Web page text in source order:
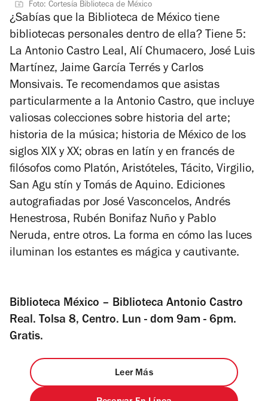
Foto: Cortesía Biblioteca de México
¿Sabías que la Biblioteca de México tiene
bibliotecas personales dentro de ella? Tiene 5:
La Antonio Castro Leal, Alí Chumacero, José Luis
Martínez, Jaime García Terrés y Carlos
Monsivais. Te recomendamos que asistas
particularmente a la Antonio Castro, que incluye
valiosas colecciones sobre historia del arte;
historia de la música; historia de México de los
siglos XIX y XX; obras en latín y en francés de
filósofos como Platón, Aristóteles, Tácito, Virgilio,
San Agu stín y Tomás de Aquino. Ediciones
autografiadas por José Vasconcelos, Andrés
Henestrosa, Rubén Bonifaz Nuño y Pablo
Neruda, entre otros. La forma en cómo las luces
iluminan los estantes es mágica y cautivante.
Biblioteca México – Biblioteca Antonio Castro
Real. Tolsa 8, Centro. Lun - dom 9am - 6pm.
Gratis.
Leer Más